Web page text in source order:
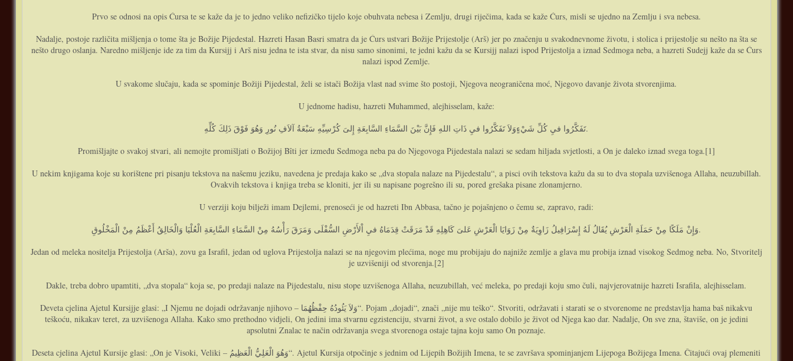
Prvo se odnosi na opis Ćursa te se kaže da je to jedno veliko nefizičko tijelo koje obuhvata nebesa i Zemlju, drugi riječima, kada se kaže Ćurs, misli se ujedno na Zemlju i sva nebesa.
Nadalje, postoje različita mišljenja o tome šta je Božije Pijedestal. Hazreti Hasan Basri smatra da je Ćurs ustvari Božije Prijestolje (Arš) jer po značenju u svakodnevnome životu, i stolica i prijestolje su nešto na šta se
nešto drugo oslanja. Naredno mišljenje ide za tim da Kursijj i Arš nisu jedna te ista stvar, da nisu samo sinonimi, te jedni kažu da se Kursijj nalazi ispod Prijestolja a iznad Sedmoga neba, a hazreti Sudejj kaže da se Ćurs
nalazi ispod Zemlje.
U svakome slučaju, kada se spominje Božiji Pijedestal, želi se istači Božija vlast nad svime što postoji, Njegova neograničena moć, Njegovo davanje života stvorenjima.
U jednome hadisu, hazreti Muhammed, alejhisselam, kaže:
تَفَكَّرُوا فيِ كُلِّ شَيْءٍوَلاَ تَفَكَّرُوا فيِ ذَاتِ اللهِ فَإِنَّ بَيْنَ السَّمَاءِ السَّابِعَةِ إِلىَ كُرْسِيِّهِ سَبْعَةُ آلاَفِ نُورِ وَهُوَ فَوْقَ ذَلِكَ كُلِّهِ.
Promišljajte o svakoj stvari, ali nemojte promišljati o Božijoj Bîti jer između Sedmoga neba pa do Njegovoga Pijedestala nalazi se sedam hiljada svjetlosti, a On je daleko iznad svega toga.[1]
U nekim knjigama koje su korištene pri pisanju tekstova na našemu jeziku, navedena je predaja kako se „dva stopala nalaze na Pijedestalu“, a pisci ovih tekstova kažu da su to dva stopala uzvišenoga Allaha, neuzubillah.
Ovakvih tekstova i knjiga treba se kloniti, jer ili su napisane pogrešno ili su, pored grešaka pisane zlonamjerno.
U verziji koju bilježi imam Dejlemi, prenoseći je od hazreti Ibn Abbasa, tačno je pojašnjeno o čemu se, zapravo, radi:
وَإِنْ مَلَكًا مِنْ حَمَلَةِ الْعَرْشِ يُقَالُ لَهُ إِسْرَافِيلُ زَاوِيَةٌ مِنْ زَوَايَا الْعَرْشِ عَلىَ كَاهِلِهِ قَدْ مَرَقَتْ قِدَمَاهُ فيِ اْلأَرْضِ السُّفْلَى وَمَرَقَ رَأْسُهُ مِنْ السَّمَاءِ السَّابِعَةِ الْعُلْيَا وَالْخَالِقُ أَعْظَمُ مِنْ الْمَخْلُوقِ.
Jedan od meleka nositelja Prijestolja (Arša), zovu ga Israfil, jedan od uglova Prijestolja nalazi se na njegovim plećima, noge mu probijaju do najniže zemlje a glava mu probija iznad visokog Sedmog neba. No, Stvoritelj
je uzvišeniji od stvorenja.[2]
Dakle, treba dobro upamtiti, „dva stopala“ koja se, po predaji nalaze na Pijedestalu, nisu stope uzvišenoga Allaha, neuzubillah, već meleka, po predaji koju smo čuli, najvjerovatnije hazreti Israfila, alejhisselam.
Deveta cjelina Ajetul Kursijje glasi: „I Njemu ne dojadi održavanje njihovo – وَلاَ يَئُودُهُ حِفْظُهُمَا“. Pojam „dojadi“, znači „nije mu teško“. Stvoriti, održavati i starati se o stvorenome ne predstavlja hama baš nikakvu
teškoću, nikakav teret, za uzvišenoga Allaha. Kako smo prethodno vidjeli, On jedini ima stvarnu egzistenciju, stvarni život, a sve ostalo dobilo je život od Njega kao dar. Nadalje, On sve zna, štaviše, on je jedini
apsolutni Znalac te način održavanja svega stvorenoga ostaje tajna koju samo On poznaje.
Deseta cjelina Ajetul Kursije glasi: „On je Visoki, Veliki – وَهُوَ الْعَلِيُّ الْعَظِيمُ“. Ajetul Kursija otpočinje s jednim od Lijepih Božijih Imena, te se završava spominjanjem Lijepoga Božijega Imena. Čitajući ovaj plemeniti